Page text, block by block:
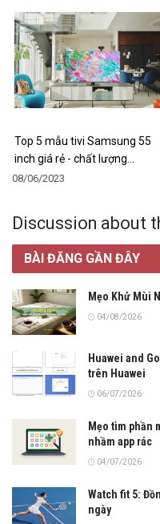
Top 5 mẫu tivi Samsung 55
inch giá rẻ - chất lượng…
08/06/2023
Discussion about
BÀI ĐĂNG GẦN ĐÂY
Mẹo Khử Mùi
04/08/2026
Huawei and
trên Huawei
06/07/2026
Mẹo tìm phần
nhầm app rác
04/07/2026
Watch fit 5:
ngày